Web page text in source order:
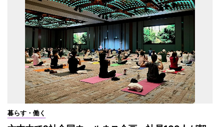
暮らす・働く